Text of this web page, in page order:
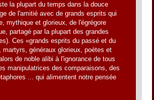
la plupart du temps dans la douce
de l'amitié avec de grands esprits qui
mythique et glorieux, de l'égrégore
partagé par la plupart des grandes
Ces «grands esprits du passé et du
martyrs, généraux glorieux, poètes et
de noble alibi à l'ignorance de tous
manipulatrices des comparaisons, des
... qui alimentent notre pensée